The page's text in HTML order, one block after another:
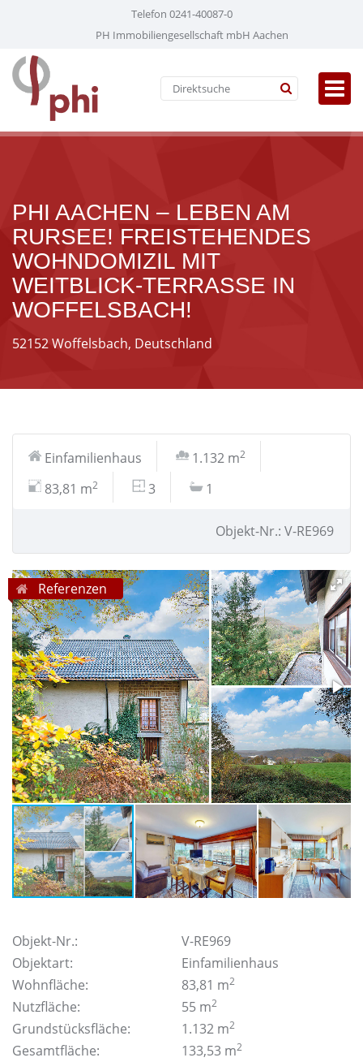
Telefon 0241-40087-0
PH Immobiliengesellschaft mbH Aachen
PHI AACHEN – LEBEN AM
RURSEE! FREISTEHENDES
WOHNDOMIZIL MIT
WEITBLICK-TERRASSE IN
WOFFELSBACH!
52152 Woffelsbach, Deutschland
Einfamilienhaus 1.132 m2
83,81 m2 3 1
Objekt-Nr.: V-RE969
Referenzen
Objekt-Nr.:
V-RE969
Objektart:
Einfamilienhaus
Wohnfläche:
83,81 m2
Nutzfläche: 55 m2
Grundstücksfläche: 1.132 m2
Gesamtfläche: 133,53 m2